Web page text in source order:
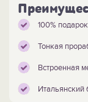
100%
Тонкая
Встроенная
Итальянский